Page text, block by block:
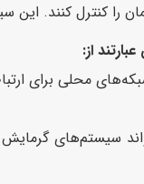
کنترل کنند. این
از:
محلی برای